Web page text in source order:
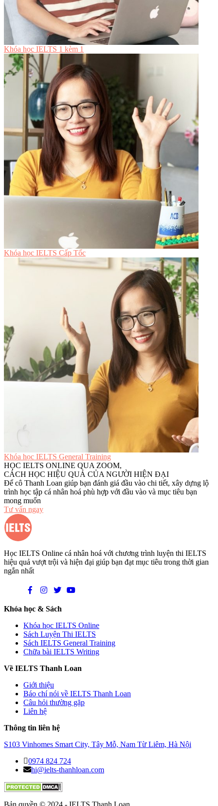
Khóa học IELTS 1 kèm 1
Khóa học IELTS Cấp Tốc
Khóa học IELTS General Training
HỌC IELTS ONLINE QUA ZOOM,
CÁCH HỌC HIỆU QUẢ CỦA NGƯỜI HIỆN ĐẠI
Để cô Thanh Loan giúp bạn đánh giá đầu vào chi tiết, xây dựng lộ
trình học tập cá nhân hoá phù hợp với đầu vào và mục tiêu bạn
mong muốn
Tư vấn ngay
Học IELTS Online cá nhân hoá với chương trình luyện thi IELTS
hiệu quả vượt trội và hiện đại giúp bạn đạt mục tiêu trong thời gian
ngắn nhất
Khóa học & Sách
Khóa học IELTS Online
Sách Luyện Thi IELTS
Sách IELTS General Training
Chữa bài IELTS Writing
Về IELTS Thanh Loan
Giới thiệu
Báo chí nói về IELTS Thanh Loan
Câu hỏi thường gặp
Liên hệ
Thông tin liên hệ
S103 Vinhomes Smart City, Tây Mỗ, Nam Từ Liêm, Hà Nội
0974 824 724
hi@ielts-thanhloan.com